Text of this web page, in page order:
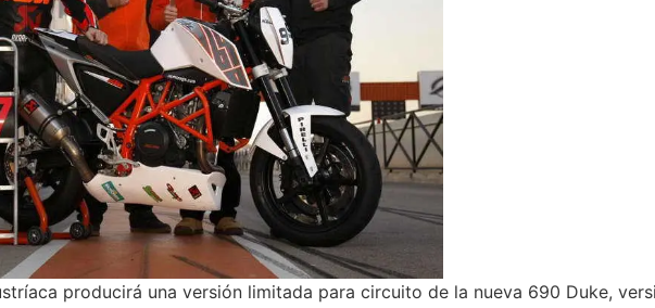
producirá una versión limitada para circuito de la nueva 690 Duke,